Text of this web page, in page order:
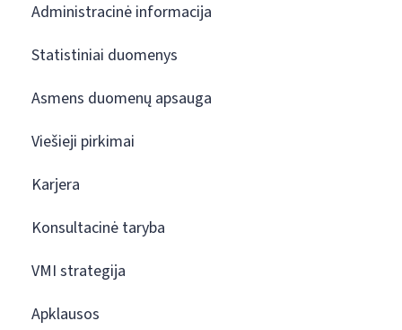
Administracinė informacija
Statistiniai duomenys
Asmens duomenų apsauga
Viešieji pirkimai
Karjera
Konsultacinė taryba
VMI strategija
Apklausos